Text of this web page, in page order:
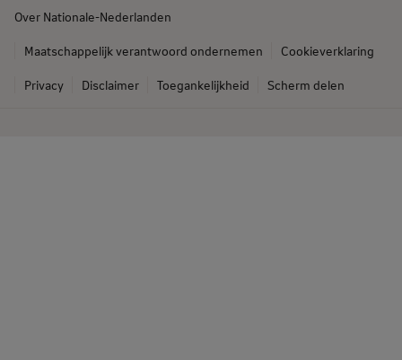
Over Nationale-Nederlanden
Maatschappelijk verantwoord ondernemen
Cookieverklaring
Privacy
Disclaimer Toegankelijkheid Scherm delen